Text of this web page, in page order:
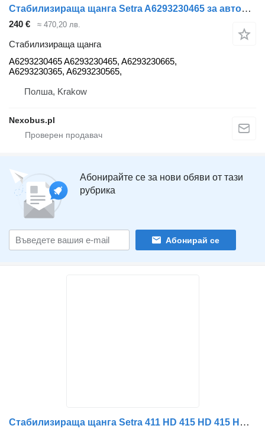
Стабилизираща щанга Setra A6293230465 за автобус Mercedes-Benz Tourismo Travego Integro Intouro SETRA
240 € ≈ 470,20 лв.
Стабилизираща щанга
A6293230465 A6293230465, A6293230665,
A6293230365, A6293230565,
Полша, Krakow
Nexobus.pl
Абонирайте се за нови обяви от тази
рубрика
Абонирай се
Стабилизираща щанга Setra 411 HD 415 HD 415 HDH 416 HDH 417 HDH 431 DT 415 GT 416 GT 415 G за автобус Setra 411 HD 415 HD 415 HDH 416 HDH 417 HDH 431 DT 415 GT 416 GT 415 GT-HD 416 GT-HD/2 416 GT-HD 417 GT-HD 419 GT-HD